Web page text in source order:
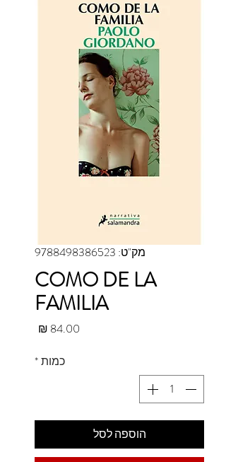
מק"ט: 9788498386523
COMO DE LA
FAMILIA
כמות*
הוספה לסל